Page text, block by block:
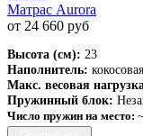
Матрас Aurora
от 24 660 руб
Высота (см): 23
Наполнитель:
Макс. весовая
Пружинный блок:
Число пружин на место: